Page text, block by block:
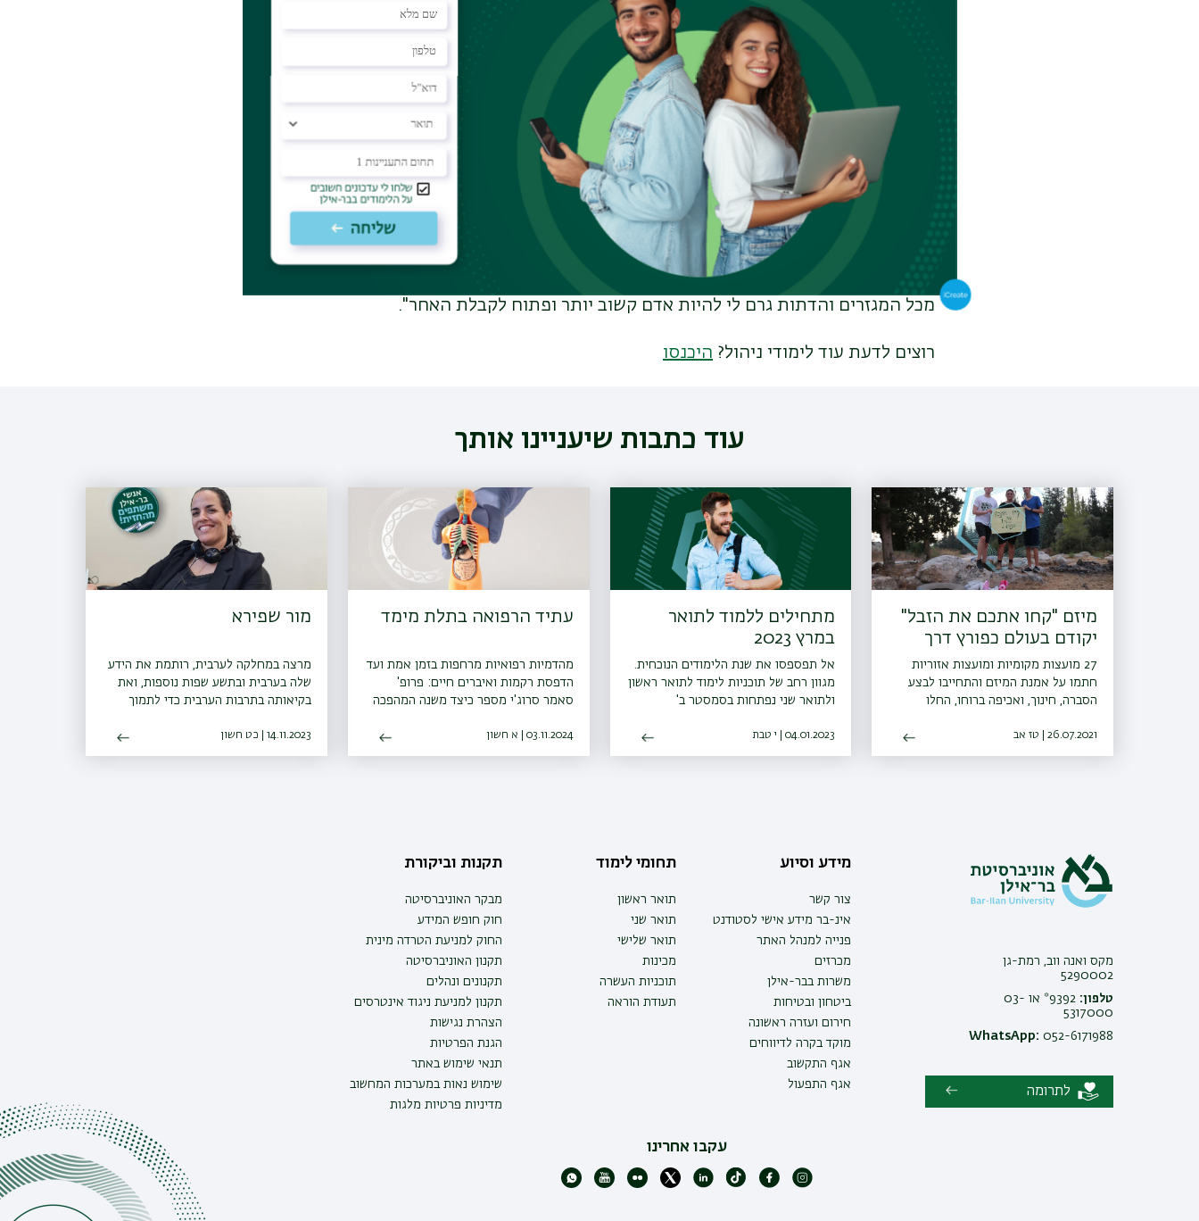
הגורמים השונים בכלא. העבודה מייצרת לו שגרת יום ותורמת לדימוי ולביטחון העצמי שלו. יש
גם מחקרים שמעידים על תעסוקה כגורם שמצמצם את שיעור הרצידיביזם (חזרה לפשיעה)".
עוד יתרון שגולדנברג מדגיש הוא זה הכלכלי-חברתי. "התגמול שהאסירים מרוויחים מונע
מעמדות שיאפשרו העברת כסף לצורך יצירת תלות. מדובר בסכום חודשי של עד כ-4,000
שקל שמשמש תמריץ לאסיר להשתקם, לתמוך במשפחתו, לייצר לעצמו חיסכון לעת שחרורו
ממאסר ואף למחוק חובות לגורמים מחוץ לכלא".
גולדנברג אומר כי בחר ללמוד את תחומי הלוגיסטיקה והמשפט בעקבות עיסוקו בתחום ניהול
הלוגיסטיקה והרכש בשב"ס. הלימודים שלי היוו את המפתח להתמקצעות והצלחה בכל
התפקידים שביצעתי. "המרקם החברתי הייחודי של אוניברסיטת בר אילן שמשלב סטודנטים
מכל המגזרים והדתות גרם לי להיות אדם קשוב יותר ופתוח לקבלת האחר".
רוצים לדעת עוד לימודי ניהול? היכנסו
עוד כתבות שיעניינו אותך
מיזם "קחו אתכם את הזבל"
יקודם בעולם כפורץ דרך
27 מועצות מקומיות ומועצות אזוריות
חתמו על אמנת המיזם והתחייבו לבצע
הסברה, חינוך, ואכיפה ברוחו, החלו
ו-30 רשויות נוספות הביעו נכונות
להצטרף גם הן למיזם
26.07.2021 | טז אב
מתחילים ללמוד לתואר
במרץ 2023
אל תפספסו את שנת הלימודים הנוכחית.
מגוון רחב של תוכניות לימוד לתואר ראשון
ולתואר שני נפתחות בסמסטר ב'
04.01.2023 | י טבת
עתיד הרפואה בתלת מימד
מהדמיות רפואיות מרחפות בזמן אמת ועד
הדפסת רקמות ואיברים חיים: פרופ'
סאמר סרוג'י מספר כיצד משנה המהפכה
03.11.2024 | א חשון
מור שפירא
מרצה במחלקה לערבית, רותמת את הידע
שלה בערבית ובתשע שפות נוספות, ואת
בקיאותה בתרבות הערבית כדי לתמוך
14.11.2023 | כט חשון
מקס ואנה ווב, רמת-גן
5290002
טלפון:
9392* או 03-
5317000
WhatsApp: 052-6171988
לתרומה
מידע וסיוע
צור קשר
אינ-בר מידע אישי לסטודנט
פנייה למנהל האתר
מכרזים
משרות בבר-אילן
ביטחון ובטיחות
חירום ועזרה ראשונה
מוקד בקרה לדיווחים
אגף התקשוב
אגף התפעול
תחומי לימוד
תואר ראשון
תואר שני
תואר שלישי
מכינות
תוכניות העשרה
תעודת הוראה
תקנות וביקורת
מבקר האוניברסיטה
חוק חופש המידע
החוק למניעת הטרדה מינית
תקנון האוניברסיטה
תקנונים ונהלים
תקנון למניעת ניגוד אינטרסים
הצהרת נגישות
הגנת הפרטיות
תנאי שימוש באתר
שימוש נאות במערכות המחשוב
מדיניות פרטיות מלגות
עקבו אחרינו